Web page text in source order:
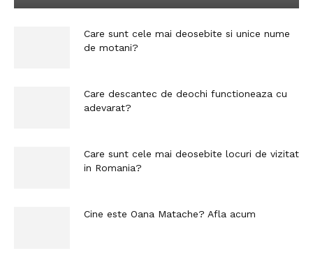
Care sunt cele mai deosebite si unice nume
de motani?
Care descantec de deochi functioneaza cu
adevarat?
Care sunt cele mai deosebite locuri de vizitat
in Romania?
Cine este Oana Matache? Afla acum